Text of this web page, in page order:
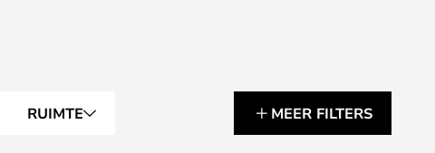
RUIMTE MEER FILTERS